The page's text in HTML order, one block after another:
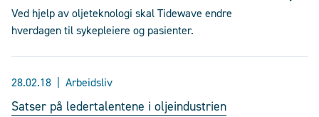
Ved hjelp av oljeteknologi skal Tidewave endre
hverdagen til sykepleiere og pasienter.
28.02.18 Arbeidsliv
Satser på ledertalentene i oljeindustrien